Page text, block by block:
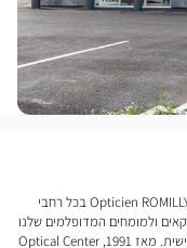
אנחנו פותחים חנויות של Opticien ROMILLY-SUR-SEINE Optical Center בכל רחבי
ולמומחים המדופלמים שלנו
למכשירי שמיעה להעניק לכם שירות ומעקב מותאמים אישית. מאז 1991, Optical Center